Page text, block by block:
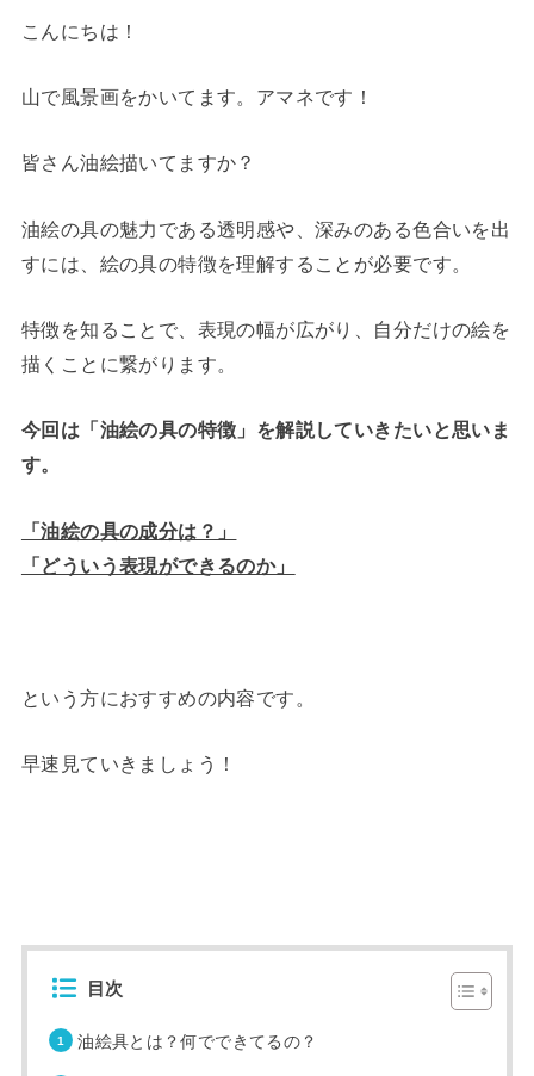
こんにちは！
山で風景画をかいてます。アマネです！
皆さん油絵描いてますか？
油絵の具の魅力である透明感や、深みのある色合いを出
すには、絵の具の特徴を理解することが必要です。
特徴を知ることで、表現の幅が広がり、自分だけの絵を
描くことに繋がります。
今回は「油絵の具の特徴」を解説していきたいと思いま
す。
「油絵の具の成分は？」
「どういう表現ができるのか」
という方におすすめの内容です。
早速見ていきましょう！
目次
油絵具とは？何でできてるの？